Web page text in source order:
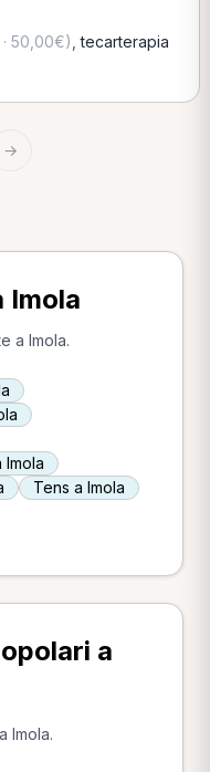
· 50,00€) ,tecarterapia
→
Imola
a Imola.
Tens a Imola
a
Imola.